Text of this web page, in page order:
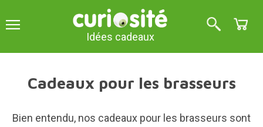
Idées cadeaux
Cadeaux pour les brasseurs
Bien entendu, nos cadeaux pour les brasseurs sont